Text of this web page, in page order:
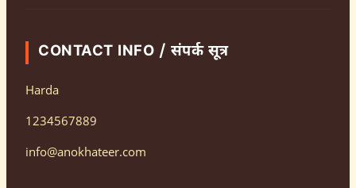
CONTACT INFO / संपर्क सूत्र
Harda
1234567889
info@anokhateer.com